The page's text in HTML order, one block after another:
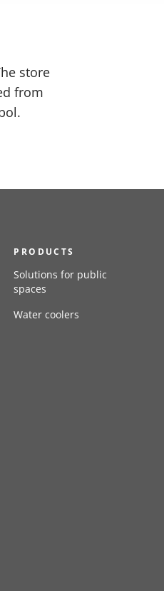
store
from
PRODUCTS
Solutions for public
spaces
Water coolers